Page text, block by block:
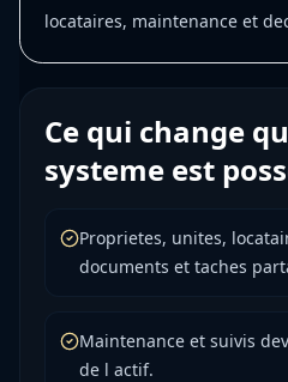
locataires, maintenance et
Ce qui change
systeme est
Proprietes, unites,
documents et taches
Maintenance et suivis
de l actif.